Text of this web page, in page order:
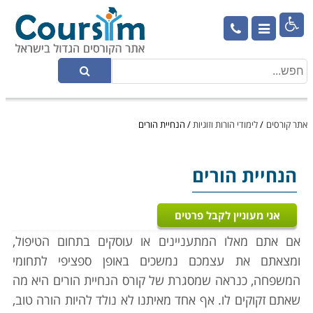

אתר קורסים /לימודי הורות וזוגיות/ הנחיית הורים
הנחיית הורים
אני מעוניין לקבל פרטים
אם אתם מאלו המתעניינים או עוסקים בתחום הטיפול,
ומצאתם את עצמכם נמשכים באופן ספציפי לתחומי
המשפחה, כנראה שמסגרת של קורס הנחיית הורים היא מה
שאתם זקוקים לו. אף אחד מאיתנו לא נולד להיות הורה טוב,